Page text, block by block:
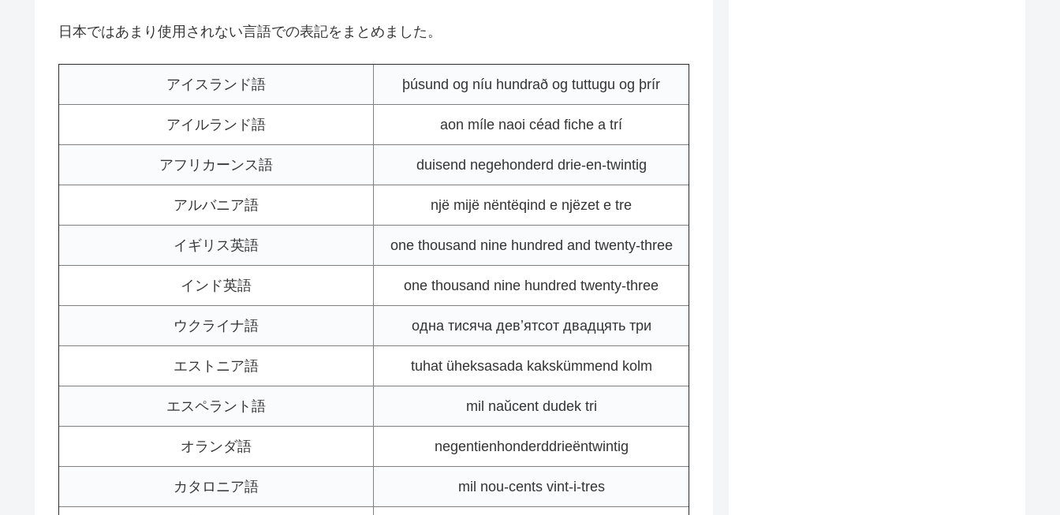
日本ではあまり使用されない言語での表記をまとめました。
アイスランド語 þúsund og níu hundrað og tuttugu og þrír
アイルランド語 aon míle naoi céad fiche a trí
アフリカーンス語 duisend negehonderd drie-en-twintig
アルバニア語 një mijë nëntëqind e njëzet e tre
イギリス英語 one thousand nine hundred and twenty-three
インド英語 one thousand nine hundred twenty-three
ウクライナ語 одна тисяча девʼятсот двадцять три
エストニア語 tuhat üheksasada kakskümmend kolm
エスペラント語 mil naŭcent dudek tri
オランダ語 negentienhonderddrieëntwintig
カタロニア語 mil nou-cents vint-i-tres